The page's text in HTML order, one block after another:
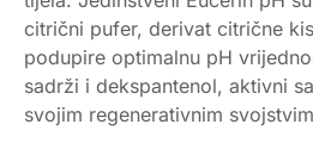
citrični pufer, derivat citrične
podupire optimalnu pH
sadrži i dekspantenol, aktivni
svojim regenerativnim